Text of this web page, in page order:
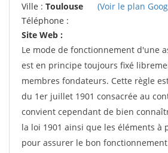
Ville : Toulouse
(Voir le plan
Téléphone :
Site Web :
Le mode de fonctionnement d'une
est en principe toujours fixé
membres fondateurs. Cette règle
du 1er juillet 1901 consacrée au
convient cependant de bien
la loi 1901 ainsi que les éléments à
pour assurer le bon